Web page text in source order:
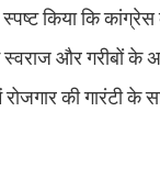
किया कि कांग्रेस
और गरीबों के
की गारंटी के